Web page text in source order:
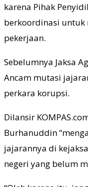
karena Pihak
berkoordinasi
pekerjaan.
Sebelumnya Jaksa
Ancam mutasi
perkara korupsi.
Dilansir
Burhanuddin
jajarannya di
negeri yang belum